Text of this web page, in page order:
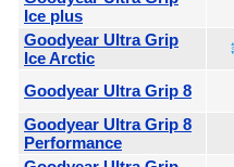
Ice plus
Goodyear Ultra Grip
Ice Arctic
Goodyear Ultra Grip 8
Goodyear Ultra Grip 8
Performance